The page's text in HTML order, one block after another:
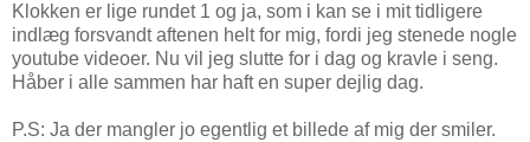
Klokken er lige rundet 1 og ja, som i kan se i mit tidligere
indlæg forsvandt aftenen helt for mig, fordi jeg stenede nogle
youtube videoer. Nu vil jeg slutte for i dag og kravle i seng.
Håber i alle sammen har haft en super dejlig dag.
P.S: Ja der mangler jo egentlig et billede af mig der smiler.